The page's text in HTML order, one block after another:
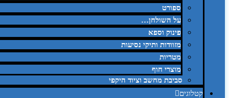
ספורט
על השולחן…
פינוק וספא
מזוודות ותיקי נסיעות
מטריות
מוצרי חוף
סביבת מחשב וציוד היקפי
קטלוגים